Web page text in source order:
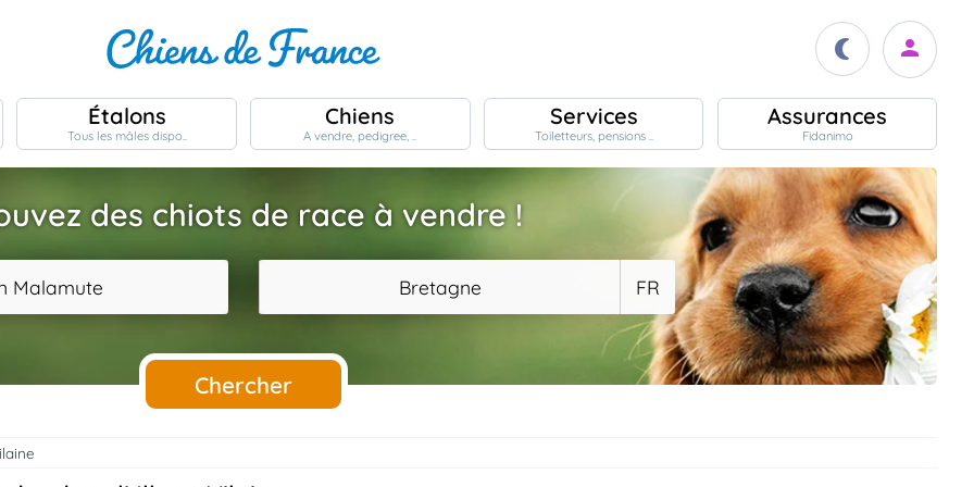
Étalons
Tous les mâles dispo..
Chiens
A vendre, pedigree, ..
Services
Toiletteurs, pensions ..
Assurances
Fidanimo
des chiots de race à vendre !
Malamute Bretagne FR
Chercher